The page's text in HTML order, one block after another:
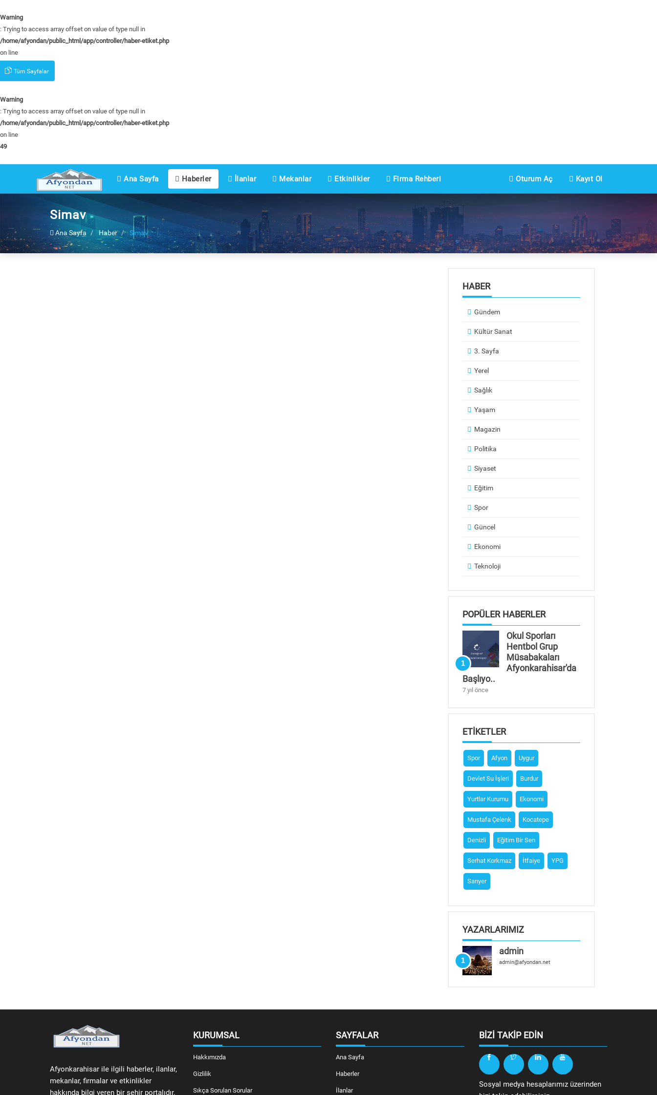
Warning
: Trying to access array offset on value of type null in
/home/afyondan/public_html/app/controller/haber-etiket.php
on line
Warning
: Trying to access array offset on value of type null in
/home/afyondan/public_html/app/controller/haber-etiket.php
on line
49
Ana Sayfa Haberler İlanlar Mekanlar Etkinlikler Firma Rehberi Oturum Aç Kayıt Ol
Tüm Sayfalar
Simav
Ana Sayfa Haber Simav
HABER
Gündem
Kültür Sanat
3. Sayfa
Yerel
Sağlık
Yaşam
Magazin
Politika
Siyaset
Eğitim
Spor
Güncel
Ekonomi
Teknoloji
POPÜLER HABERLER
1
Okul Sporları
Hentbol Grup
Müsabakaları
Afyonkarahisar'da
Başlıyo..
7 yıl önce
ETIKETLER
Spor Afyon Uygur
Devlet Su İşleri Burdur
Yurtlar Kurumu Ekonomi
Mustafa Çelenk Kocatepe
Denizli Eğitim Bir Sen
Serhat Korkmaz İtfaiye YPG
Sarıyer
YAZARLARIMIZ
1
admin
admin@afyondan.net
Afyonkarahisar ile ilgili haberler, ilanlar,
mekanlar, firmalar ve etkinlikler
hakkında bilgi veren bir şehir portalıdır.
KURUMSAL
Hakkımızda
Gizlilik
Sıkça Sorulan Sorular
SAYFALAR
Ana Sayfa
Haberler
İlanlar
BIZI TAKIP EDIN
Sosyal medya hesaplarımız üzerinden